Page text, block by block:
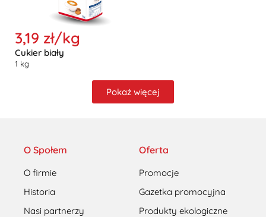
3,19 zł/kg
Cukier biały
1 kg
Pokaż więcej
O Społem
O firmie
Historia
Nasi partnerzy
Oferta
Promocje
Gazetka promocyjna
Produkty ekologiczne